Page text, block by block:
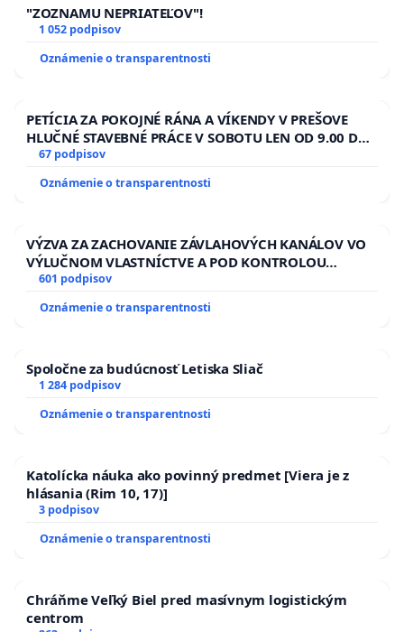
"ZOZNAMU NEPRIATEĽOV"!
1 052 podpisov
Oznámenie o transparentnosti
PETÍCIA ZA POKOJNÉ RÁNA A VÍKENDY V PREŠOVE
HLUČNÉ STAVEBNÉ PRÁCE V SOBOTU LEN OD 9.00 DO
13.00 HOD., CEZ PRACOVNÝ TÝŽDEŇ CIEĽ 8.00 – 18.00
ĎUMBIERSKEJ/MAGU
67 podpisov
Oznámenie o transparentnosti
VÝZVA ZA ZACHOVANIE ZÁVLAHOVÝCH KANÁLOV VO
VÝLUČNOM VLASTNÍCTVE A POD KONTROLOU
SLOVENSKEJ REPUBLIKY & žiadosť na riešenie
kanálov na Slovensku
601 podpisov
Oznámenie o transparentnosti
Spoločne za budúcnosť Letiska Sliač
1 284 podpisov
Oznámenie o transparentnosti
Katolícka náuka ako povinný predmet [Viera je z
hlásania (Rim 10, 17)]
3 podpisov
Oznámenie o transparentnosti
Chráňme Veľký Biel pred masívnym logistickým
centrom